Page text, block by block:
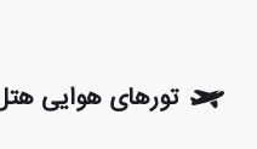
تورهای هوایی